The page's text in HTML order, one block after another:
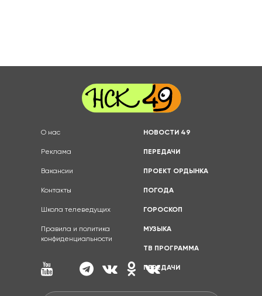
О нас
Реклама
Вакансии
Контакты
Школа телеведущих
Правила и политика
конфиденциальности
НОВОСТИ 49
ПЕРЕДАЧИ
ПРОЕКТ ОРДЫНКА
ПОГОДА
ГОРОСКОП
МУЗЫКА
ТВ ПРОГРАММА
ПЕРЕДАЧИ